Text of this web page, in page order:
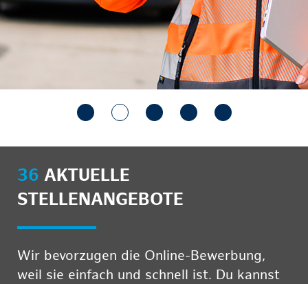
36 AKTUELLE
STELLENANGEBOTE
Wir bevorzugen die Online-Bewerbung,
weil sie einfach und schnell ist. Du kannst